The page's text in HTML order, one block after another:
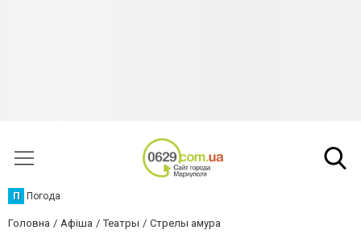
П Погода
Головна Афіша Театры Стрелы амура